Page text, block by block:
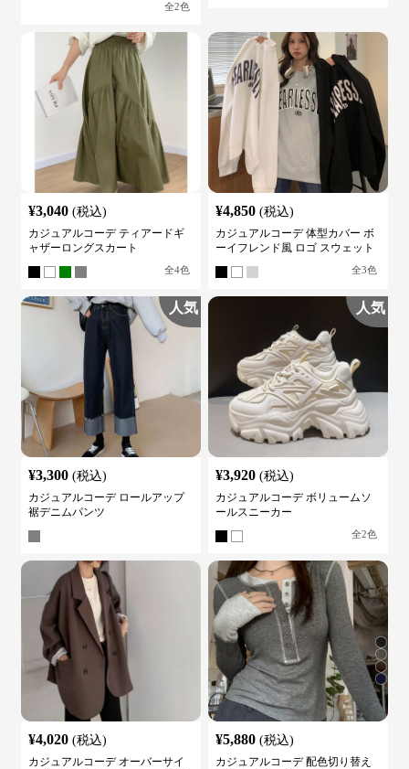
全2色
¥3,040 (税込)
カジュアルコーデ ティアードギ
ャザーロングスカート
全4色
¥4,850 (税込)
カジュアルコーデ 体型カバー ボ
ーイフレンド風 ロゴ スウェット
全3色
人気
¥3,300 (税込)
カジュアルコーデ ロールアップ
裾デニムパンツ
人気
¥3,920 (税込)
カジュアルコーデ ボリュームソ
ールスニーカー
全2色
¥4,020 (税込)
カジュアルコーデ オーバーサイ
¥5,880 (税込)
カジュアルコーデ 配色切り替え